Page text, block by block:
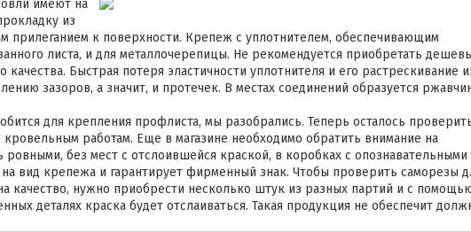
имеют на
из
прилеганием к поверхности. Крепеж с уплотнителем, обеспечивающим
листа, и для металлочерепицы. Не рекомендуется приобретать
Быстрая потеря эластичности уплотнителя и его растрескивание
зазоров, а значит, и протечек. В местах соединений образуется
для крепления профлиста, мы разобрались. Теперь осталось
кровельным работам. Еще в магазине необходимо обратить внимание на
без мест с отслоившейся краской, в коробках с опознавательными
вид крепежа и гарантирует фирменный знак. Чтобы проверить саморезы
качество, нужно приобрести несколько штук из разных партий и с
деталях краска будет отслаиваться. Такая продукция не обеспечит